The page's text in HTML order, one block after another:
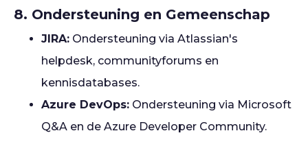
8. Ondersteuning en Gemeenschap
JIRA: Ondersteuning via Atlassian's
helpdesk, communityforums en
kennisdatabases.
Azure DevOps: Ondersteuning via Microsoft
Q&A en de Azure Developer Community.